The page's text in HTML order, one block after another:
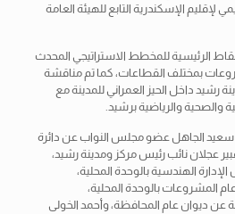
لإقليم الإسكندرية التابع للهيئة العامة
الرئيسية للمخطط الاستراتيجي المحدث
بمختلف القطاعات، كما تم مناقشة
رشيد داخل الحيز العمراني للمدينة مع
والصحية والرياضية برشيد.
سعيد الجاهل عضو مجلس النواب عن دائرة
عجلان نائب رئيس مركز ومدينة رشيد،
الهندسية بالوحدة المحلية،
المشروعات بالوحدة المحلية،
ديوان عام المحافظة، وأحمد الخولى